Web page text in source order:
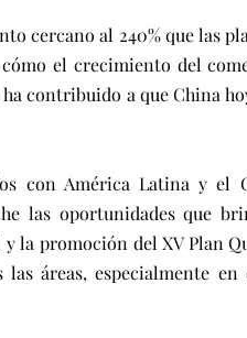
cercano al 240% que las
el crecimiento del
contribuido a que China
con América Latina y el
las oportunidades que
la promoción del XV Plan
áreas, especialmente